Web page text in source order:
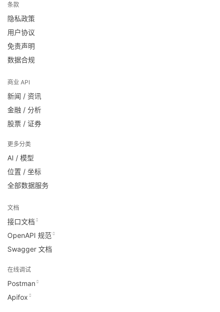
条款
隐私政策
用户协议
免责声明
数据合规
商业 API
新闻 / 资讯
金融 / 分析
股票 / 证券
更多分类
AI / 模型
位置 / 坐标
全部数据服务
文档
接口文档
OpenAPI 规范
Swagger 文档
在线调试
Postman
Apifox